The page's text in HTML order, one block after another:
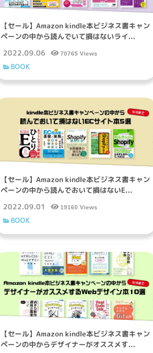
【セール】Amazon kindle本ビジネス書キャン
ペーンの中から読んでいて損はないライ...
2022.09.06
70765 Views
BOOK
【セール】Amazon kindle本ビジネス書キャン
ペーンの中から読んでおいて損はないE...
2022.09.01
19160 Views
BOOK
【セール】Amazon kindle本ビジネス書キャン
ペーンの中からデザイナーがオススメす...